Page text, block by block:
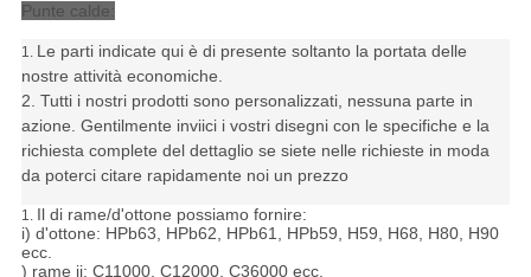
Punte calde:
1. Le parti indicate qui è di presente soltanto la portata delle
nostre attività economiche.
2. Tutti i nostri prodotti sono personalizzati, nessuna parte in
azione. Gentilmente inviici i vostri disegni con le specifiche e la
richiesta complete del dettaglio se siete nelle richieste in moda
da poterci citare rapidamente noi un prezzo
1. Il di rame/d'ottone possiamo fornire:
i) d'ottone: HPb63, HPb62, HPb61, HPb59, H59, H68, H80, H90
ecc.
) rame ii: C11000, C12000, C36000 ecc.